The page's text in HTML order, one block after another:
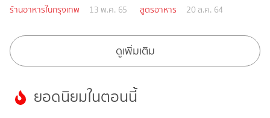
ร้านอาหารในกรุงเทพ 13 พ.ค. 65 สูตรอาหาร 20 ส.ค. 64
ดูเพิ่มเติม
ยอดนิยมในตอนนี้